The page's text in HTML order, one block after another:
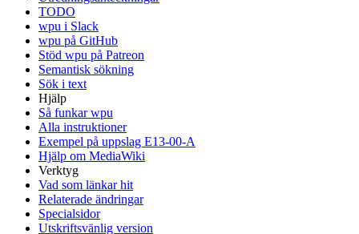
TODO
wpu i Slack
wpu på GitHub
Stöd wpu på Patreon
Semantisk sökning
Sök i text
Hjälp
Så funkar wpu
Alla instruktioner
Exempel på uppslag E13-00-A
Hjälp om MediaWiki
Verktyg
Vad som länkar hit
Relaterade ändringar
Specialsidor
Utskriftsvänlig version